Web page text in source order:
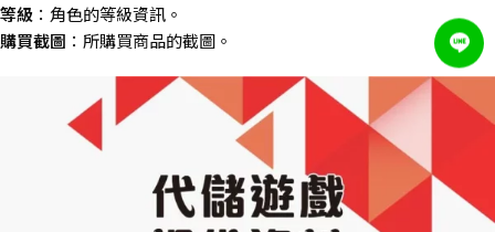
等級 ：角色的等級資訊。
購買截圖 ：所購買商品的截圖。